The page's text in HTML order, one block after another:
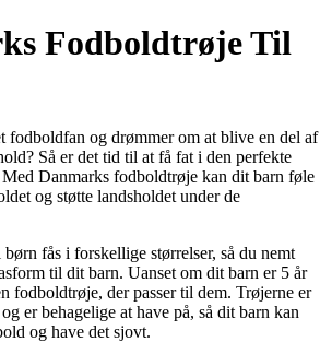
Fodboldtrøje Til
fodboldfan og drømmer om at blive en del af
Så er det tid til at få fat i den perfekte
Danmarks fodboldtrøje kan dit barn føle
og støtte landsholdet under de
fås i forskellige størrelser, så du nemt
til dit barn. Uanset om dit barn er 5 år
fodboldtrøje, der passer til dem. Trøjerne er
er behagelige at have på, så dit barn kan
og have det sjovt.